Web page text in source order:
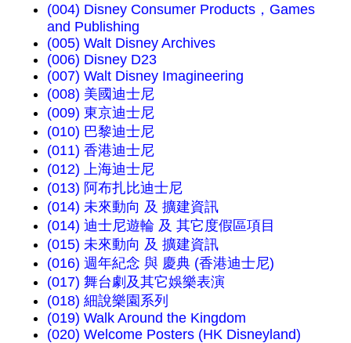
(004) Disney Consumer Products，Games
and Publishing
(005) Walt Disney Archives
(006) Disney D23
(007) Walt Disney Imagineering
(008) 美國迪士尼
(009) 東京迪士尼
(010) 巴黎迪士尼
(011) 香港迪士尼
(012) 上海迪士尼
(013) 阿布扎比迪士尼
(014) 未來動向 及 擴建資訊
(014) 迪士尼遊輪 及 其它度假區項目
(015) 未來動向 及 擴建資訊
(016) 週年紀念 與 慶典 (香港迪士尼)
(017) 舞台劇及其它娛樂表演
(018) 細說樂園系列
(019) Walk Around the Kingdom
(020) Welcome Posters (HK Disneyland)